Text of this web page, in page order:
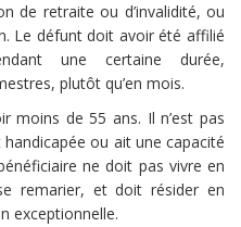
de retraite ou d’invalidité, ou
Le défunt doit avoir été affilié
une certaine durée,
plutôt qu’en mois.
moins de 55 ans. Il n’est pas
ou ait une capacité
ne doit pas vivre en
remarier, et doit résider en
exceptionnelle.